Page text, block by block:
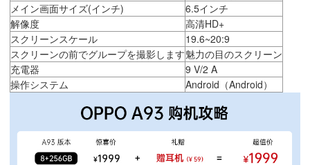
メイン画面サイズ(インチ)
6.5インチ
解像度
高清HD+
スクリーンスケール
19.6~20:9
スクリーンの前でグループを撮影します魅力の目のスクリーン
充電器
9 V/2 A
操作システム
Android（Android）